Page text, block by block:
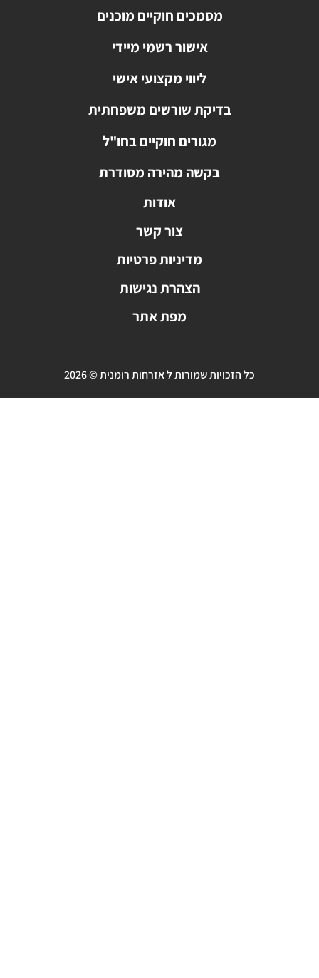
מסמכים חוקיים מוכנים
אישור רשמי מיידי
ליווי מקצועי אישי
בדיקת שורשים משפחתית
מגורים חוקיים בחו"ל
בקשה מהירה מסודרת
אודות
צור קשר
מדיניות פרטיות
הצהרת נגישות
מפת אתר
כל הזכויות שמורות ל אזרחות רומנית © 2026